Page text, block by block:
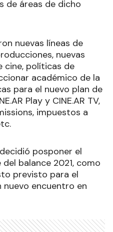
de áreas de dicho
nuevas líneas de
nuevas
cine, políticas de
académico de la
para el nuevo plan de
Play y CINE.AR TV,
impuestos a
posponer el
balance 2021, como
previsto para el
nuevo encuentro en